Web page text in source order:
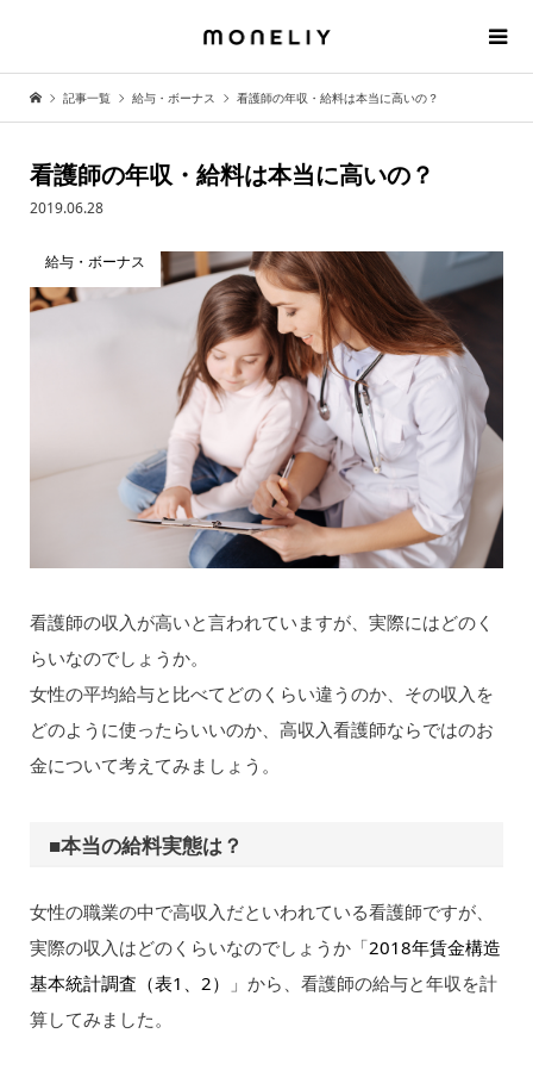
記事一覧 給与・ボーナス 看護師の年収・給料は本当に高いの？
看護師の年収・給料は本当に高いの？
2019.06.28
給与・ボーナス
看護師の収入が高いと言われていますが、実際にはどのく
らいなのでしょうか。
女性の平均給与と比べてどのくらい違うのか、その収入を
どのように使ったらいいのか、高収入看護師ならではのお
金について考えてみましょう。
■本当の給料実態は？
女性の職業の中で高収入だといわれている看護師ですが、
実際の収入はどのくらいなのでしょうか「2018年賃金構造
基本統計調査（表1、2）
」から、看護師の給与と年収を計
算してみました。